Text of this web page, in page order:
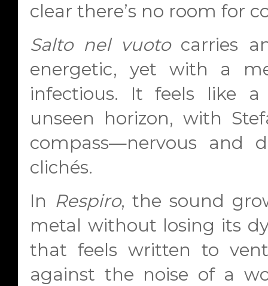
clear there’s no room for
Salto nel vuotocarries
energetic, yet with a
infectious. It feels like
unseen horizon, with
compass—nervous and
clichés.
In Respiro, the sound
metal without losing its
that feels written to
against the noise of a